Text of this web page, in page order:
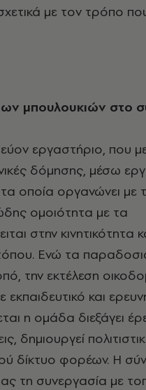
με τον τρόπο
εργαστήριο, που
δόμησης, μέσω
οποία οργανώνει με
ομοιότητα με τα
στην κινητικότητα
Ενώ τα
την εκτέλεση
και
η ομάδα διεξάγει
δημιουργεί
δίκτυο φορέων. Η
τη συνεργασία με